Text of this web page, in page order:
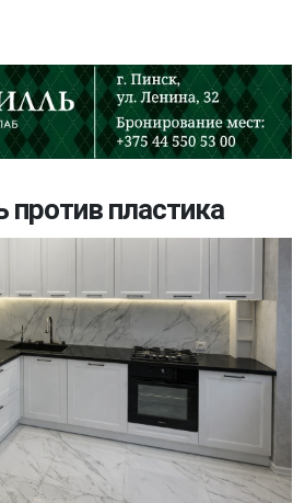
против пластика